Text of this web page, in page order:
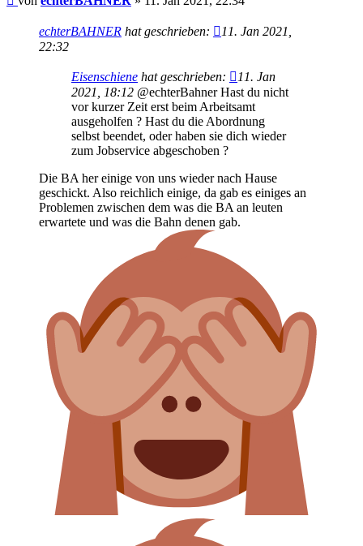
echterBAHNER hat geschrieben:
11. Jan 2021,
22:32
Eisenschiene hat geschrieben:
11. Jan
2021, 18:12 @echterBahner Hast du nicht
vor kurzer Zeit erst beim Arbeitsamt
ausgeholfen ? Hast du die Abordnung
selbst beendet, oder haben sie dich wieder
zum Jobservice abgeschoben ?
Die BA her einige von uns wieder nach Hause
geschickt. Also reichlich einige, da gab es einiges an
Problemen zwischen dem was die BA an leuten
erwartete und was die Bahn denen gab.